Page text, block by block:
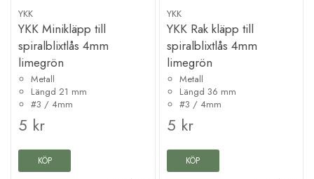
YKK
YKK Minikläpp till
spiralblixtlås 4mm
limegrön
Metall
Längd 21 mm
#3 / 4mm
5 kr
KÖP
YKK
YKK Rak kläpp till
spiralblixtlås 4mm
limegrön
Metall
Längd 36 mm
#3 / 4mm
5 kr
KÖP